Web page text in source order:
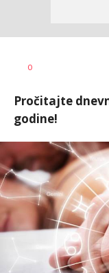
AUTOR
0
Pročitajte
godine!